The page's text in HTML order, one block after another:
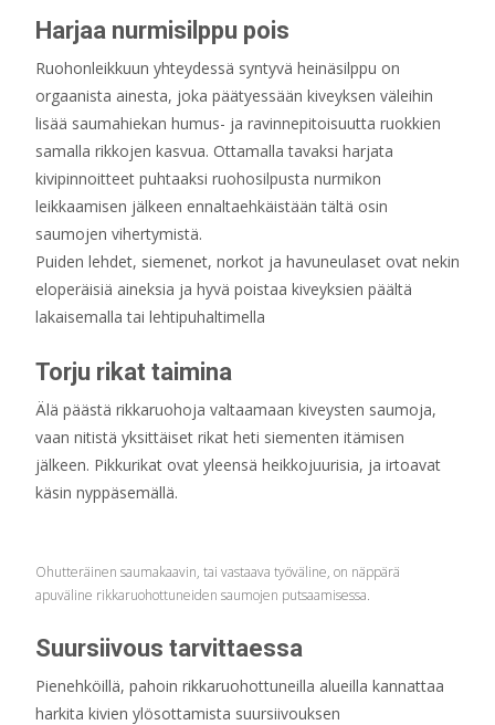
Harjaa nurmisilppu pois
Ruohonleikkuun yhteydessä syntyvä heinäsilppu on
orgaanista ainesta, joka päätyessään kiveyksen väleihin
lisää saumahiekan humus- ja ravinnepitoisuutta ruokkien
samalla rikkojen kasvua. Ottamalla tavaksi harjata
kivipinnoitteet puhtaaksi ruohosilpusta nurmikon
leikkaamisen jälkeen ennaltaehkäistään tältä osin
saumojen vihertymistä.
Puiden lehdet, siemenet, norkot ja havuneulaset ovat nekin
eloperäisiä aineksia ja hyvä poistaa kiveyksien päältä
lakaisemalla tai lehtipuhaltimella
Torju rikat taimina
Älä päästä rikkaruohoja valtaamaan kiveysten saumoja,
vaan nitistä yksittäiset rikat heti siementen itämisen
jälkeen. Pikkurikat ovat yleensä heikkojuurisia, ja irtoavat
käsin nyppäsemällä.
Ohutteräinen saumakaavin, tai vastaava työväline, on näppärä
apuväline rikkaruohottuneiden saumojen putsaamisessa.
Suursiivous tarvittaessa
Pienehköillä, pahoin rikkaruohottuneilla alueilla kannattaa
harkita kivien ylösottamista suursiivouksen